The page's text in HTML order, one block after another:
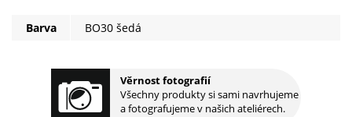
Věrnost fotografií
Všechny produkty si sami navrhujeme
a fotografujeme v našich ateliérech.
Barva BO30 šedá